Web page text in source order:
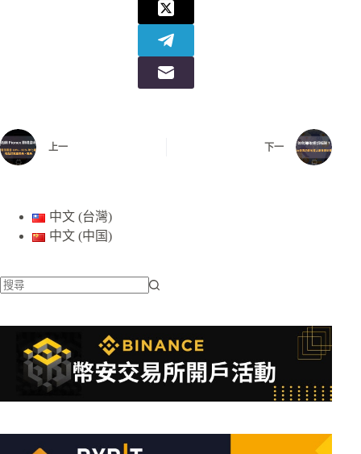
上一 下一
中文 (台灣)
中文 (中国)
不
條